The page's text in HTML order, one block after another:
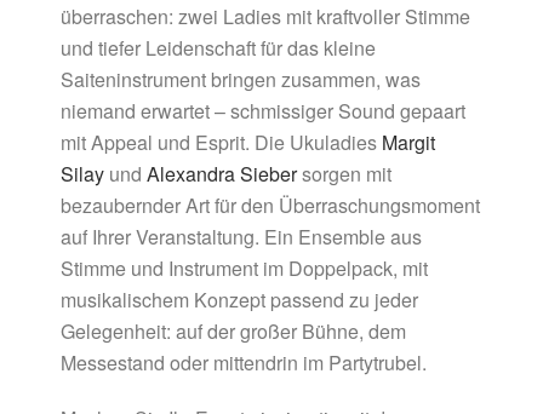
überraschen: zwei Ladies mit kraftvoller Stimme
und tiefer Leidenschaft für das kleine
Saiteninstrument bringen zusammen, was
niemand erwartet – schmissiger Sound gepaart
mit Appeal und Esprit. Die Ukuladies Margit
Silay und Alexandra Siebersorgen mit
bezaubernder Art für den Überraschungsmoment
auf Ihrer Veranstaltung. Ein Ensemble aus
Stimme und Instrument im Doppelpack, mit
musikalischem Konzept passend zu jeder
Gelegenheit: auf der großer Bühne, dem
Messestand oder mittendrin im Partytrubel.